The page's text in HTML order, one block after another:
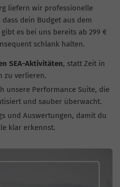
liefern wir professionelle
dein Budget aus dem
es bei uns bereits ab 299 €
schlank halten.
SEA-Aktivitäten, statt Zeit in
zu verlieren.
unsere Performance Suite, die
und sauber überwacht.
und Auswertungen, damit du
klar erkennst.